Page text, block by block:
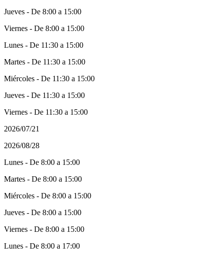
Jueves - De 8:00 a 15:00
Viernes - De 8:00 a 15:00
Lunes - De 11:30 a 15:00
Martes - De 11:30 a 15:00
Miércoles - De 11:30 a 15:00
Jueves - De 11:30 a 15:00
Viernes - De 11:30 a 15:00
2026/07/21
2026/08/28
Lunes - De 8:00 a 15:00
Martes - De 8:00 a 15:00
Miércoles - De 8:00 a 15:00
Jueves - De 8:00 a 15:00
Viernes - De 8:00 a 15:00
Lunes - De 8:00 a 17:00